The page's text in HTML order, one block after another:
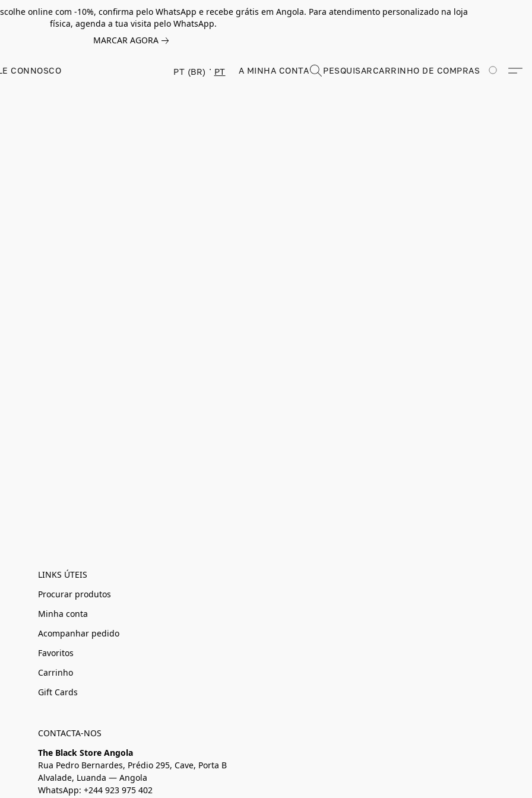
online com -10%, confirma pelo WhatsApp e recebe grátis em Angola. Para atendimento personalizado na loja
física, agenda a tua visita pelo WhatsApp.
MARCAR AGORA
CONNOSCO PT (BR) PT A MINHA CONTA PESQUISARCARRINHO DE COMPRAS
LINKS ÚTEIS
Procurar produtos
Minha conta
Acompanhar pedido
Favoritos
Carrinho
Gift Cards
CONTACTA-NOS
The Black Store Angola
Rua Pedro Bernardes, Prédio 295, Cave, Porta B
Alvalade, Luanda — Angola
WhatsApp: +244 923 975 402